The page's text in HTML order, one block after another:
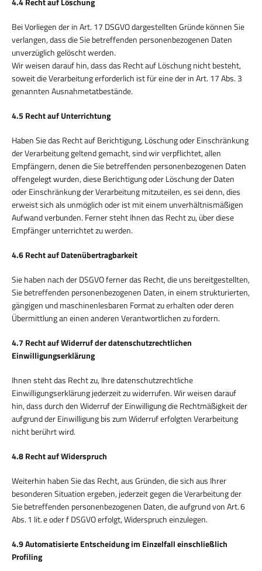
Bei Vorliegen der in Art. 17 DSGVO dargestellten Gründe können Sie
verlangen, dass die Sie betreffenden personenbezogenen Daten
unverzüglich gelöscht werden.
Wir weisen darauf hin, dass das Recht auf Löschung nicht besteht,
soweit die Verarbeitung erforderlich ist für eine der in Art. 17 Abs. 3
genannten Ausnahmetatbestände.
4.5 Recht auf Unterrichtung
Haben Sie das Recht auf Berichtigung, Löschung oder Einschränkung
der Verarbeitung geltend gemacht, sind wir verpflichtet, allen
Empfängern, denen die Sie betreffenden personenbezogenen Daten
offengelegt wurden, diese Berichtigung oder Löschung der Daten
oder Einschränkung der Verarbeitung mitzuteilen, es sei denn, dies
erweist sich als unmöglich oder ist mit einem unverhältnismäßigen
Aufwand verbunden. Ferner steht Ihnen das Recht zu, über diese
Empfänger unterrichtet zu werden.
4.6 Recht auf Datenübertragbarkeit
Sie haben nach der DSGVO ferner das Recht, die uns bereitgestellten,
Sie betreffenden personenbezogenen Daten, in einem strukturierten,
gängigen und maschinenlesbaren Format zu erhalten oder deren
Übermittlung an einen anderen Verantwortlichen zu fordern.
4.7 Recht auf Widerruf der datenschutzrechtlichen
Einwilligungserklärung
Ihnen steht das Recht zu, Ihre datenschutzrechtliche
Einwilligungserklärung jederzeit zu widerrufen. Wir weisen darauf
hin, dass durch den Widerruf der Einwilligung die Rechtmäßigkeit der
aufgrund der Einwilligung bis zum Widerruf erfolgten Verarbeitung
nicht berührt wird.
4.8 Recht auf Widerspruch
Weiterhin haben Sie das Recht, aus Gründen, die sich aus Ihrer
besonderen Situation ergeben, jederzeit gegen die Verarbeitung der
Sie betreffenden personenbezogenen Daten, die aufgrund von Art. 6
Abs. 1 lit. e oder f DSGVO erfolgt, Widerspruch einzulegen.
4.9 Automatisierte Entscheidung im Einzelfall einschließlich
Profiling